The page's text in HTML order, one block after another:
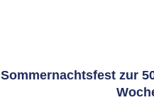
Sommernachtsfest zur